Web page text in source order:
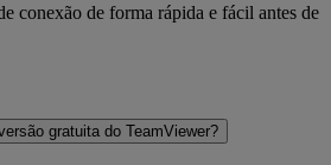
conexão de forma rápida e fácil antes de
gratuita do TeamViewer?